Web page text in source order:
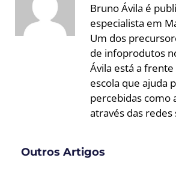
Bruno Ávila é
especialista em
Um dos
de infoprodutos
Ávila está a
escola que ajuda
percebidas como
através das redes
Outros Artigos